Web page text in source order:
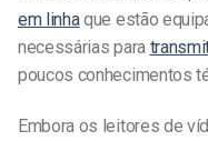
em linhaque estão
necessárias para
poucos conhecimentos
Embora os leitores de